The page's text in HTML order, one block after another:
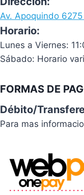
Av. Apoquindo
Horario:
Lunes a Viernes:
Sábado: Horario
FORMAS DE
Débito/
Para mas